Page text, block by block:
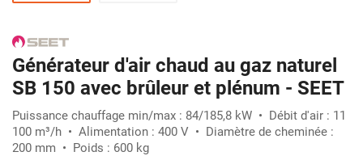
Générateur d'air chaud au gaz naturel
SB 150 avec brûleur et plénum - SEET
Puissance chauffage min/max : 84/185,8 kW • Débit d'air : 11
100 m³/h • Alimentation : 400 V • Diamètre de cheminée :
200 mm • Poids : 600 kg